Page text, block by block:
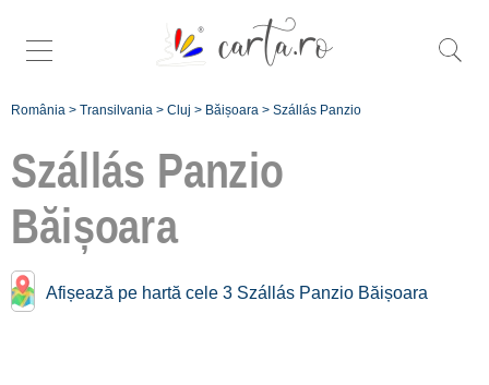
România > Transilvania > Cluj > Băișoara > Szállás Panzio
Szállás Panzio
Băișoara
Afișează pe hartă cele 3 Szállás Panzio Băișoara
További egyedi
Băișoara: